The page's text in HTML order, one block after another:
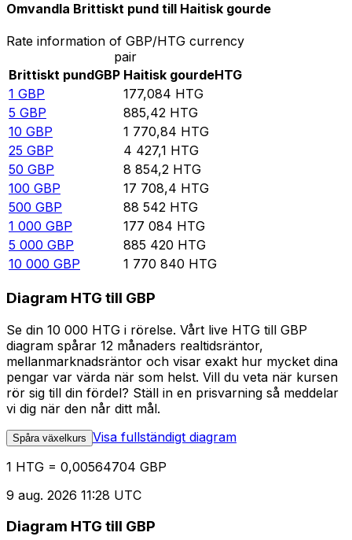
Omvandla Brittiskt pund till Haitisk gourde
Rate information of GBP/HTG currency
pair
Brittiskt pundGBP Haitisk gourdeHTG
1 GBP 177,084 HTG
5 GBP 885,42 HTG
10 GBP 1 770,84 HTG
25 GBP 4 427,1 HTG
50 GBP 8 854,2 HTG
100 GBP 17 708,4 HTG
500 GBP 88 542 HTG
1 000 GBP 177 084 HTG
5 000 GBP 885 420 HTG
10 000 GBP 1 770 840 HTG
Diagram HTG till GBP
Se din 10 000 HTG i rörelse. Vårt live HTG till GBP
diagram spårar 12 månaders realtidsräntor,
mellanmarknadsräntor och visar exakt hur mycket dina
pengar var värda när som helst. Vill du veta när kursen
rör sig till din fördel? Ställ in en prisvarning så meddelar
vi dig när den når ditt mål.
Spåra växelkurs Visa fullständigt diagram
1 HTG = 0,00564704 GBP
9 aug. 2026 11:28 UTC
Diagram HTG till GBP